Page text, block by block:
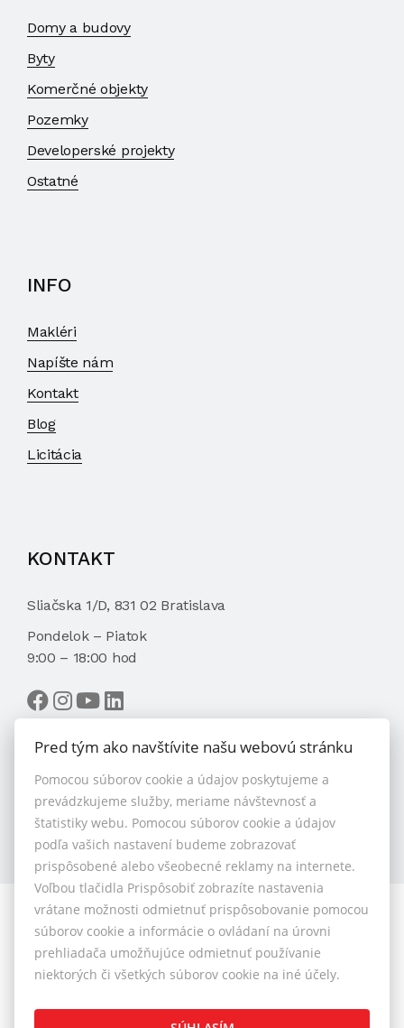
Domy a budovy
Byty
Komerčné objekty
Pozemky
Developerské projekty
Ostatné
INFO
Makléri
Napíšte nám
Kontakt
Blog
Licitácia
KONTAKT
Sliačska 1/D, 831 02 Bratislava
Pondelok – Piatok
9:00 – 18:00 hod
VYBRAŤ MAKLÉRA
© 2026 - 1.BCR s.r.o.
Sliačska 10235/1D, Bratislava 83102, Tel.: +421 901 789
818 , Mobil: +421 901 789 818 , E-mail: info@1bcr.sk
Pred tým ako navštívite našu webovú stránku
Pomocou súborov cookie a údajov poskytujeme a
prevádzkujeme služby, meriame návštevnosť a
štatistiky webu. Pomocou súborov cookie a údajov
podľa vašich nastavení budeme zobrazovať
prispôsobené alebo všeobecné reklamy na internete.
Voľbou tlačidla Prispôsobiť zobrazíte nastavenia
vrátane možnosti odmietnuť prispôsobovanie pomocou
súborov cookie a informácie o ovládaní na úrovni
prehliadača umožňujúce odmietnuť používanie
niektorých či všetkých súborov cookie na iné účely.